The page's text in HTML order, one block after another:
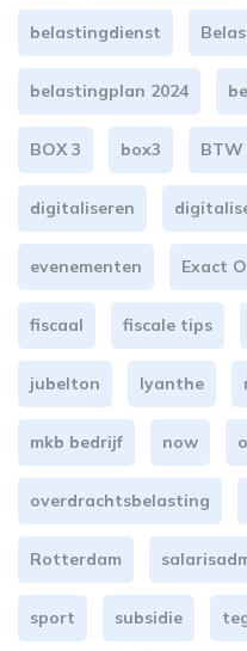
belastingdienst
belastingplan 2024
BOX 3 box3 BTW
digitaliseren
evenementen Exact
fiscaal fiscale tips
jubelton lyanthe
mkb bedrijf now
overdrachtsbelasting
Rotterdam
sport subsidie